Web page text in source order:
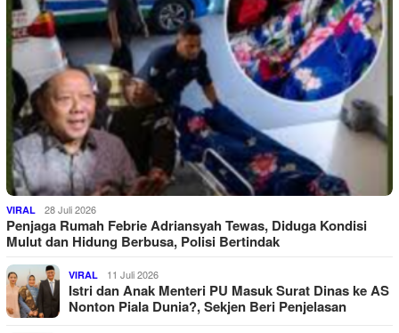
VIRAL 28 Juli 2026
Penjaga Rumah Febrie Adriansyah Tewas, Diduga Kondisi
Mulut dan Hidung Berbusa, Polisi Bertindak
VIRAL 11 Juli 2026
Istri dan Anak Menteri PU Masuk Surat Dinas ke AS
Nonton Piala Dunia?, Sekjen Beri Penjelasan